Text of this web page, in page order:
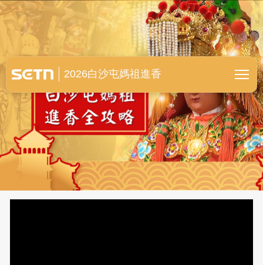
白沙屯媽祖進香全紀錄
2026白沙屯媽祖進香